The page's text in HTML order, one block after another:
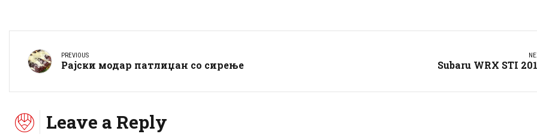
PREVIOUS
Рајски модар патлиџан со сирење Subaru WRX STI
Leave a Reply